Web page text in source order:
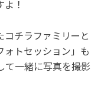
！
チラファミリーと
トセッション」も
て一緒に写真を撮影